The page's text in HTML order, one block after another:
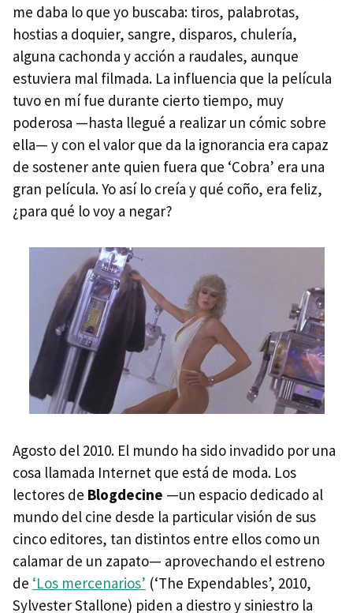
me daba lo que yo buscaba: tiros, palabrotas,
hostias a doquier, sangre, disparos, chulería,
alguna cachonda y acción a raudales, aunque
estuviera mal filmada. La influencia que la película
tuvo en mí fue durante cierto tiempo, muy
poderosa —hasta llegué a realizar un cómic sobre
ella— y con el valor que da la ignorancia era capaz
de sostener ante quien fuera que ‘Cobra’ era una
gran película. Yo así lo creía y qué coño, era feliz,
¿para qué lo voy a negar?
Agosto del 2010. El mundo ha sido invadido por una
cosa llamada Internet que está de moda. Los
lectores de Blogdecine —un espacio dedicado al
mundo del cine desde la particular visión de sus
cinco editores, tan distintos entre ellos como un
calamar de un zapato— aprovechando el estreno
de ‘Los mercenarios’ (‘The Expendables’, 2010,
Sylvester Stallone) piden a diestro y siniestro la